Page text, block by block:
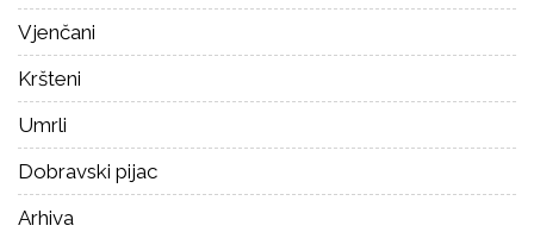
Vjenčani
Kršteni
Umrli
Dobravski pijac
Arhiva